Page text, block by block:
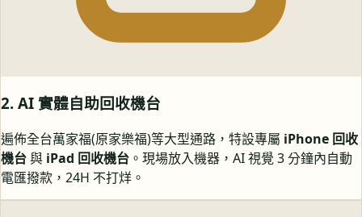
2. AI 實體自助回收機台
遍佈全台萬家福(原家樂福)等大型通路，特設專屬 iPhone 回收
機台與 iPad 回收機台 。現場放入機器，AI 視覺 3 分鐘內自動
電匯撥款，24H 不打烊。